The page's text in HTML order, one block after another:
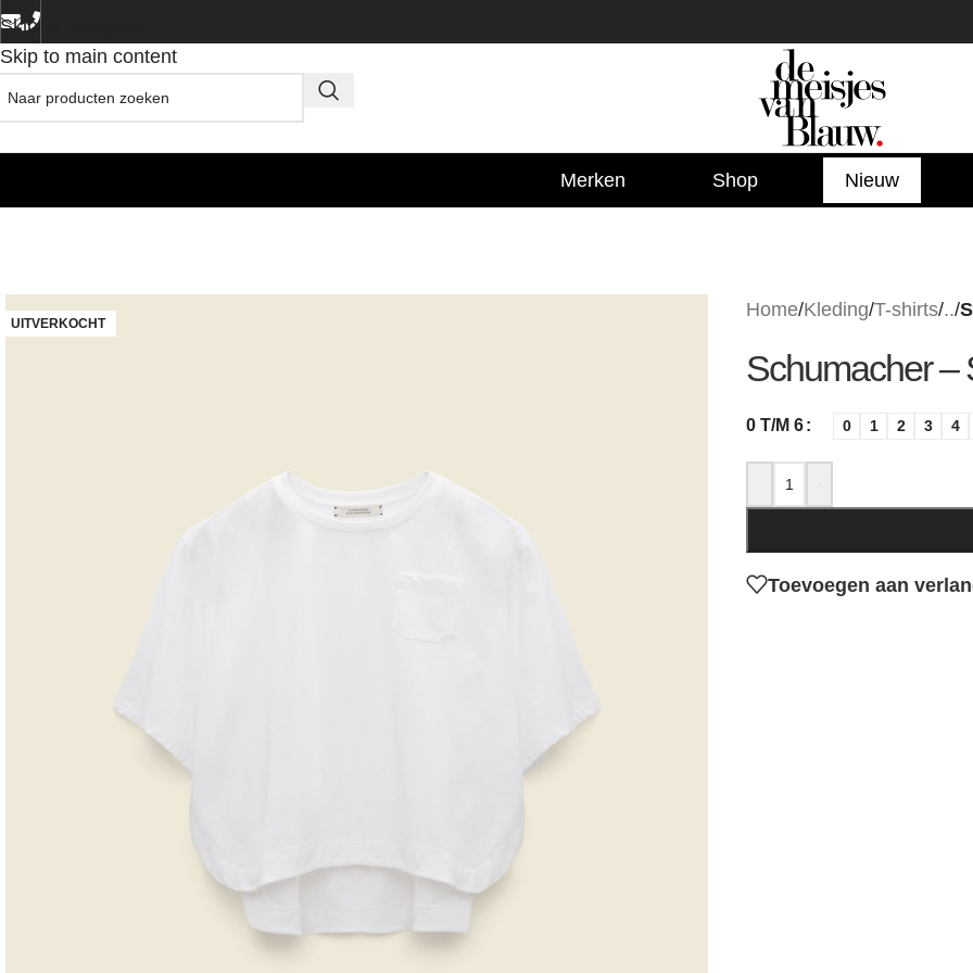
Skip to navigation
Skip to main content
Merken Shop Nieuw
UITVERKOCHT
Home/Kleding/T-shirts/../
Schumacher –
0 T/M 6 0 1 2 3 4
Toevoegen aan